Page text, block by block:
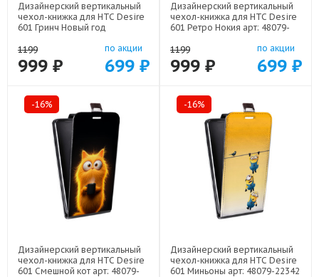
Дизайнерский вертикальный
чехол-книжка для HTC Desire
601 Гринч Новый год
1199
999 ₽
по акции
699 ₽
Дизайнерский вертикальный
чехол-книжка для HTC Desire
601 Ретро Нокия арт: 48079-
1199
999 ₽
по акции
699 ₽
-16%
Дизайнерский вертикальный
чехол-книжка для HTC Desire
601 Смешной кот арт: 48079-
-16%
Дизайнерский вертикальный
чехол-книжка для HTC Desire
601 Миньоны арт: 48079-22342